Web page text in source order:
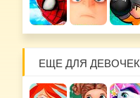
ЕЩЕ ДЛЯ ДЕВОЧЕК